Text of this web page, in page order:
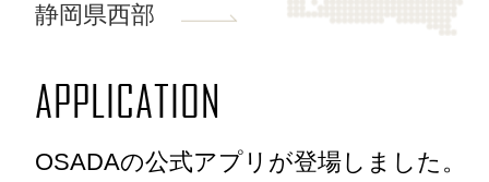
静岡県西部
APPLICATION
OSADAの公式アプリが登場しました。